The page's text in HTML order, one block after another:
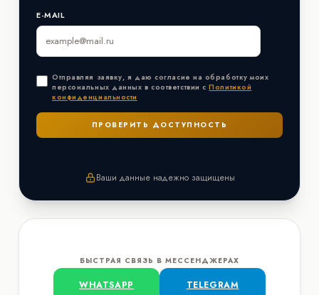
E-MAIL
Отправляя заявку, я даю согласие на обработку моих
персональных данных в соответствии сПолитикой
конфиденциальности
Ваши данные надежно защищены
БЫСТРАЯ СВЯЗЬ В МЕССЕНДЖЕРАХ
WHATSAPP TELEGRAM